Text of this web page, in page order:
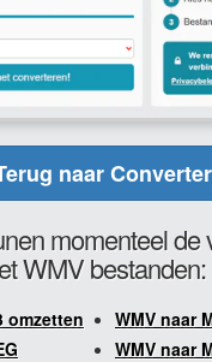
naar Converter
momenteel de
WMV bestanden:
omzetten
WMV naar
WMV naar